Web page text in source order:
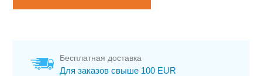
Бесплатная доставка
Для заказов свыше 100 EUR